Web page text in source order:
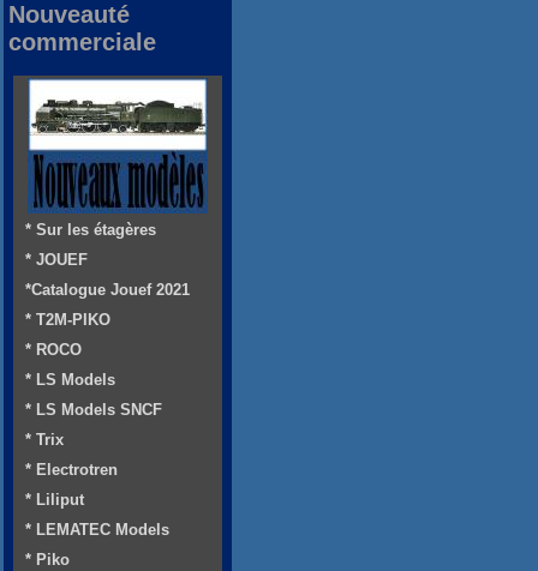
Nouveauté
commerciale
* Sur les étagères
* JOUEF
*Catalogue Jouef 2021
* T2M-PIKO
* ROCO
* LS Models
* LS Models SNCF
* Trix
* Electrotren
* Liliput
* LEMATEC Models
* Piko